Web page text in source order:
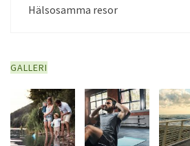
Hälsosamma resor
GALLERI